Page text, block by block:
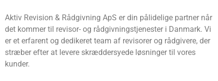
Aktiv Revision & Rådgivning ApS er din pålidelige partner når
det kommer til revisor- og rådgivningstjenester i Danmark. Vi
er et erfarent og dedikeret team af revisorer og rådgivere, der
stræber efter at levere skræddersyede løsninger til vores
kunder.